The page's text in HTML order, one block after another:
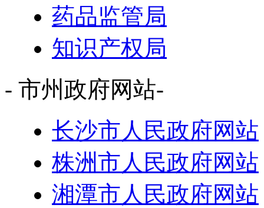
药品监管局
知识产权局
- 市州政府网站-
长沙市人民政府网站
株洲市人民政府网站
湘潭市人民政府网站